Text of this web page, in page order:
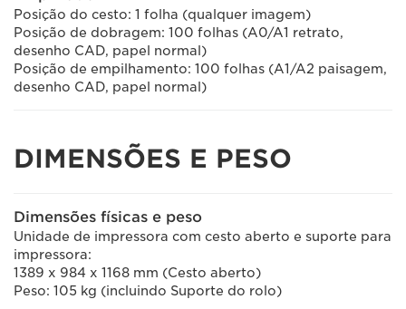
Posição do cesto: 1 folha (qualquer imagem)
Posição de dobragem: 100 folhas (A0/A1 retrato,
desenho CAD, papel normal)
Posição de empilhamento: 100 folhas (A1/A2 paisagem,
desenho CAD, papel normal)
DIMENSÕES E PESO
Dimensões físicas e peso
Unidade de impressora com cesto aberto e suporte para
impressora:
1389 x 984 x 1168 mm (Cesto aberto)
Peso: 105 kg (incluindo Suporte do rolo)